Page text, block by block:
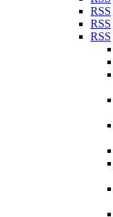
RSS
RSS
RSS